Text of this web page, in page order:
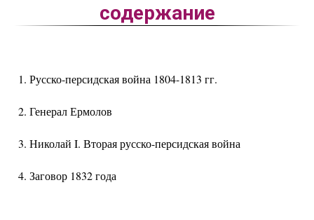
содержание
Русско-персидская война 1804-1813 гг.
Генерал Ермолов
Николай I. Вторая русско-персидская война
Заговор 1832 года